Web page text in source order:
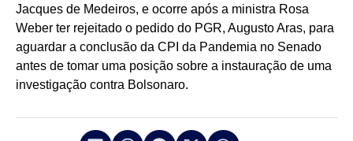
Jacques de Medeiros, e ocorre após a ministra Rosa
Weber ter rejeitado o pedido do PGR, Augusto Aras, para
aguardar a conclusão da CPI da Pandemia no Senado
antes de tomar uma posição sobre a instauração de uma
investigação contra Bolsonaro.